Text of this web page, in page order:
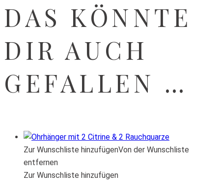
DAS KÖNNTE
DIR AUCH
GEFALLEN …
Zur Wunschliste hinzufügenVon der Wunschliste
entfernen
Zur Wunschliste hinzufügen